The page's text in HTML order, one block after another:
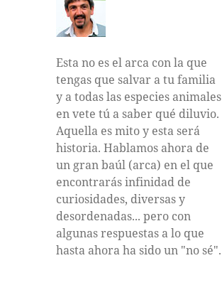
Esta no es el arca con la que
tengas que salvar a tu familia
y a todas las especies animales
en vete tú a saber qué diluvio.
Aquella es mito y esta será
historia. Hablamos ahora de
un gran baúl (arca) en el que
encontrarás infinidad de
curiosidades, diversas y
desordenadas... pero con
algunas respuestas a lo que
hasta ahora ha sido un "no sé".